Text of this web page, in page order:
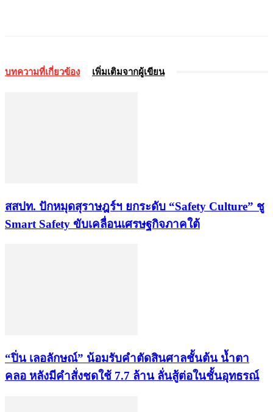
บทความที่เกี่ยวข้อง เพิ่มเติมจากผู้เขียน
สสปท. ปักหมุดสุราษฎร์ฯ ยกระดับ “Safety Culture” ชู
Smart Safety ขับเคลื่อนเศรษฐกิจภาคใต้
“ปิ่น เลอลักษณ์” น้อมรับคำตัดสินศาลชั้นต้น น้ำตา
คลอ หลังมีคำสั่งชดใช้ 7.7 ล้าน ลั่นสู้ต่อในชั้นอุทธรณ์